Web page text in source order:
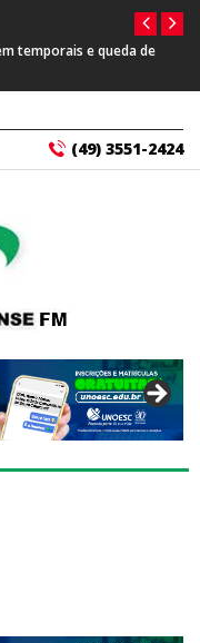
temporais e queda de
(49) 3551-2424